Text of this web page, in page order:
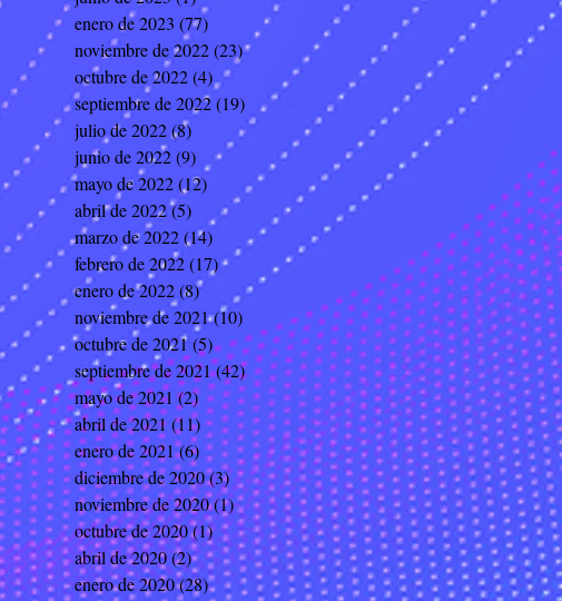
enero de 2023 (77) 77 entradas
noviembre de 2022(23)23 entradas
octubre de 2022(4) 4 entradas
septiembre de 2022(19) 19 entradas
julio de 2022(8) 8 entradas
junio de 2022(9) 9 entradas
mayo de 2022(12) 12 entradas
abril de 2022(5) 5 entradas
marzo de 2022(14) 14 entradas
febrero de 2022(17)17 entradas
enero de 2022(8)8 entradas
noviembre de 2021(10) 10 entradas
octubre de 2021(5)5 entradas
septiembre de 2021(42)42 entradas
mayo de 2021 (2)2 entradas
abril de 2021 (11) 11 entradas
enero de 2021 (6) 6 entradas
diciembre de 2020(3)3 entradas
noviembre de 2020(1)1 entrada
octubre de 2020(1)1 entrada
abril de 2020(2)2 entradas
enero de 2020(28)28 entradas